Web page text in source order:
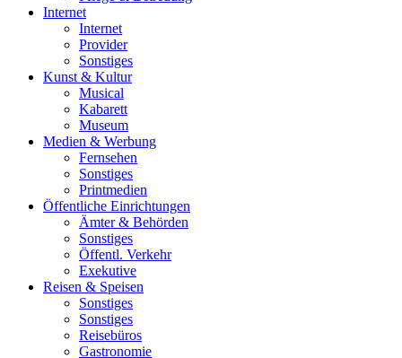
Internet
Internet
Provider
Sonstiges
Kunst & Kultur
Musical
Kabarett
Museum
Medien & Werbung
Fernsehen
Sonstiges
Printmedien
Öffentliche Einrichtungen
Ämter & Behörden
Sonstiges
Öffentl. Verkehr
Exekutive
Reisen & Speisen
Sonstiges
Sonstiges
Reisebüros
Gastronomie